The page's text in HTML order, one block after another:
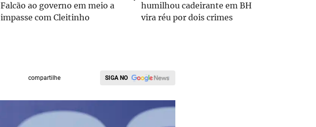
Falcão ao governo em meio a
impasse com Cleitinho
humilhou cadeirante em BH
vira réu por dois crimes
compartilhe SIGA NO